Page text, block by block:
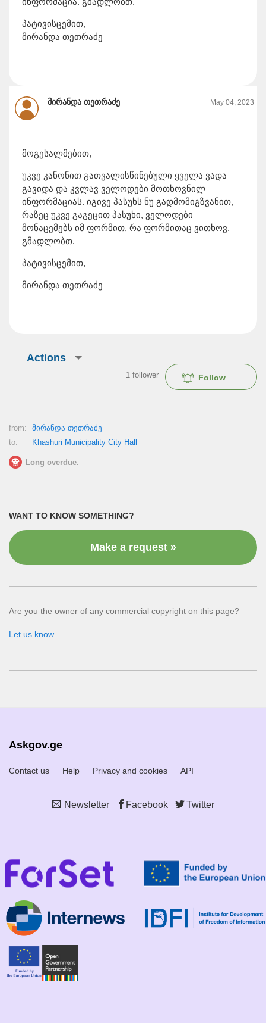
პატივისცემით,
მირანდა თეთრაძე
მირანდა თეთრაძე May 04, 2023
მოგესალმებით,
უკვე კანონით გათვალისწინებული ყველა ვადა
გავიდა და კვლავ ველოდები მოთხოვნილ
ინფორმაციას. იგივე პასუხს ნუ გადმომიგზვანით,
რაზეც უკვე გაგეცით პასუხი, ველოდები
მონაცემებს იმ ფორმით, რა ფორმითაც ვითხოვ.
გმადლობთ.
პატივისცემით,
მირანდა თეთრაძე
Actions
Follow
1 follower
from:
მირანდა თეთრაძე
to:
Khashuri Municipality City Hall
Long overdue.
WANT TO KNOW SOMETHING?
Make a request »
Are you the owner of any commercial copyright on this page?
Let us know
Askgov.ge
Contact us Help Privacy and cookies API
Newsletter Facebook Twitter